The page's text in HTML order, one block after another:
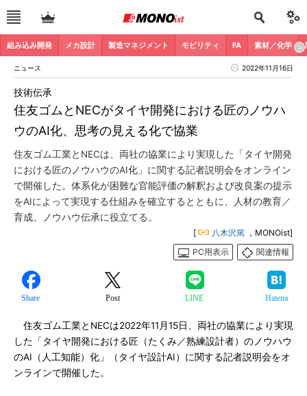
組み込み開発 メカ設計 製造マネジメント モビリティ FA 素材／化学
ニュース 2022年11月16日
住友ゴムとNECがタイヤ開発における匠のノウハ
ウのAI化、思考の見える化で協業
技術伝承
住友ゴム工業とNECは、両社の協業により実現した「タイヤ開発
における匠のノウハウのAI化」に関する記者説明会をオンライン
で開催した。体系化が困難な官能評価の解釈および改良案の提示
をAIによって実現する仕組みを確立するとともに、人材の教育／
育成、ノウハウ伝承に役立てる。
[ 八木沢篤 ，MONOist]
PC用表示
関連情報
Share Post LINE Hatena
住友ゴム工業とNECは2022年11月15日、両社の協業により実現
した「タイヤ開発における匠（たくみ／熟練設計者）のノウハウ
のAI（人工知能）化」（タイヤ設計AI）に関する記者説明会をオ
ンラインで開催した。